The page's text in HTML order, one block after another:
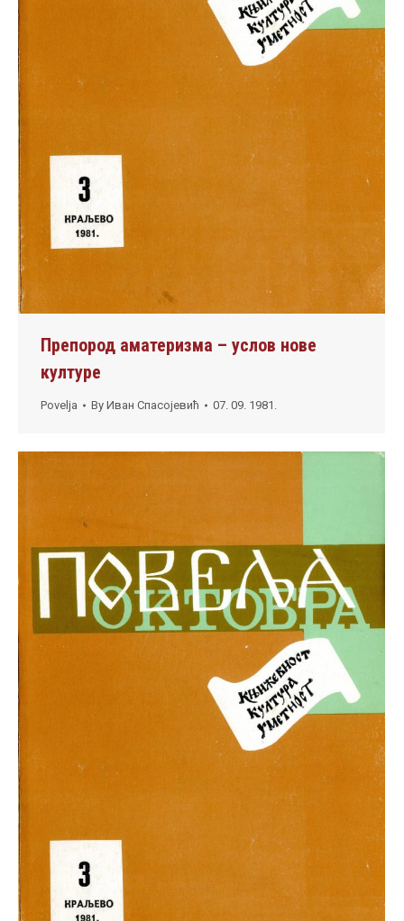
Препород аматеризма – услов нове
културе
Povelja By Иван Спасојевић 07. 09. 1981.